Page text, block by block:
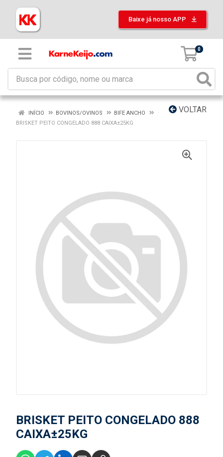
Baixe já nosso APP
0
VOLTAR
INÍCIO BOVINOS/OVINOS
BIFE ANCHO
BRISKET PEITO CONGELADO 888 CAIXA±25KG
BRISKET PEITO CONGELADO 888
CAIXA±25KG